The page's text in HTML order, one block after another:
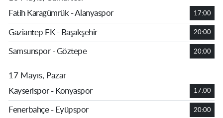
Fatih Karagümrük - Alanyaspor
17:00
Gaziantep FK - Başakşehir 20:00
Samsunspor - Göztepe 20:00
17 Mayıs, Pazar
Kayserispor - Konyaspor
17:00
Fenerbahçe - Eyüpspor 20:00